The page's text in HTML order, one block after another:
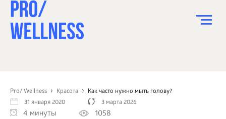
Pro/ Wellness Красота
Как часто нужно мыть голову?
31 января 2020
3 марта 2026
4 минуты 1058
СПОРТ
ЗДОРОВЬЕ